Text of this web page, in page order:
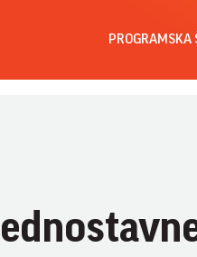
PROGRAMSKA